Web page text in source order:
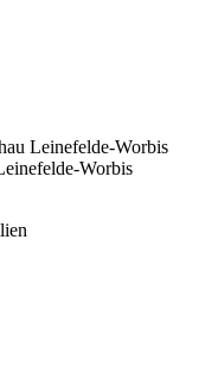
Leinefelde-Worbis
Worbis